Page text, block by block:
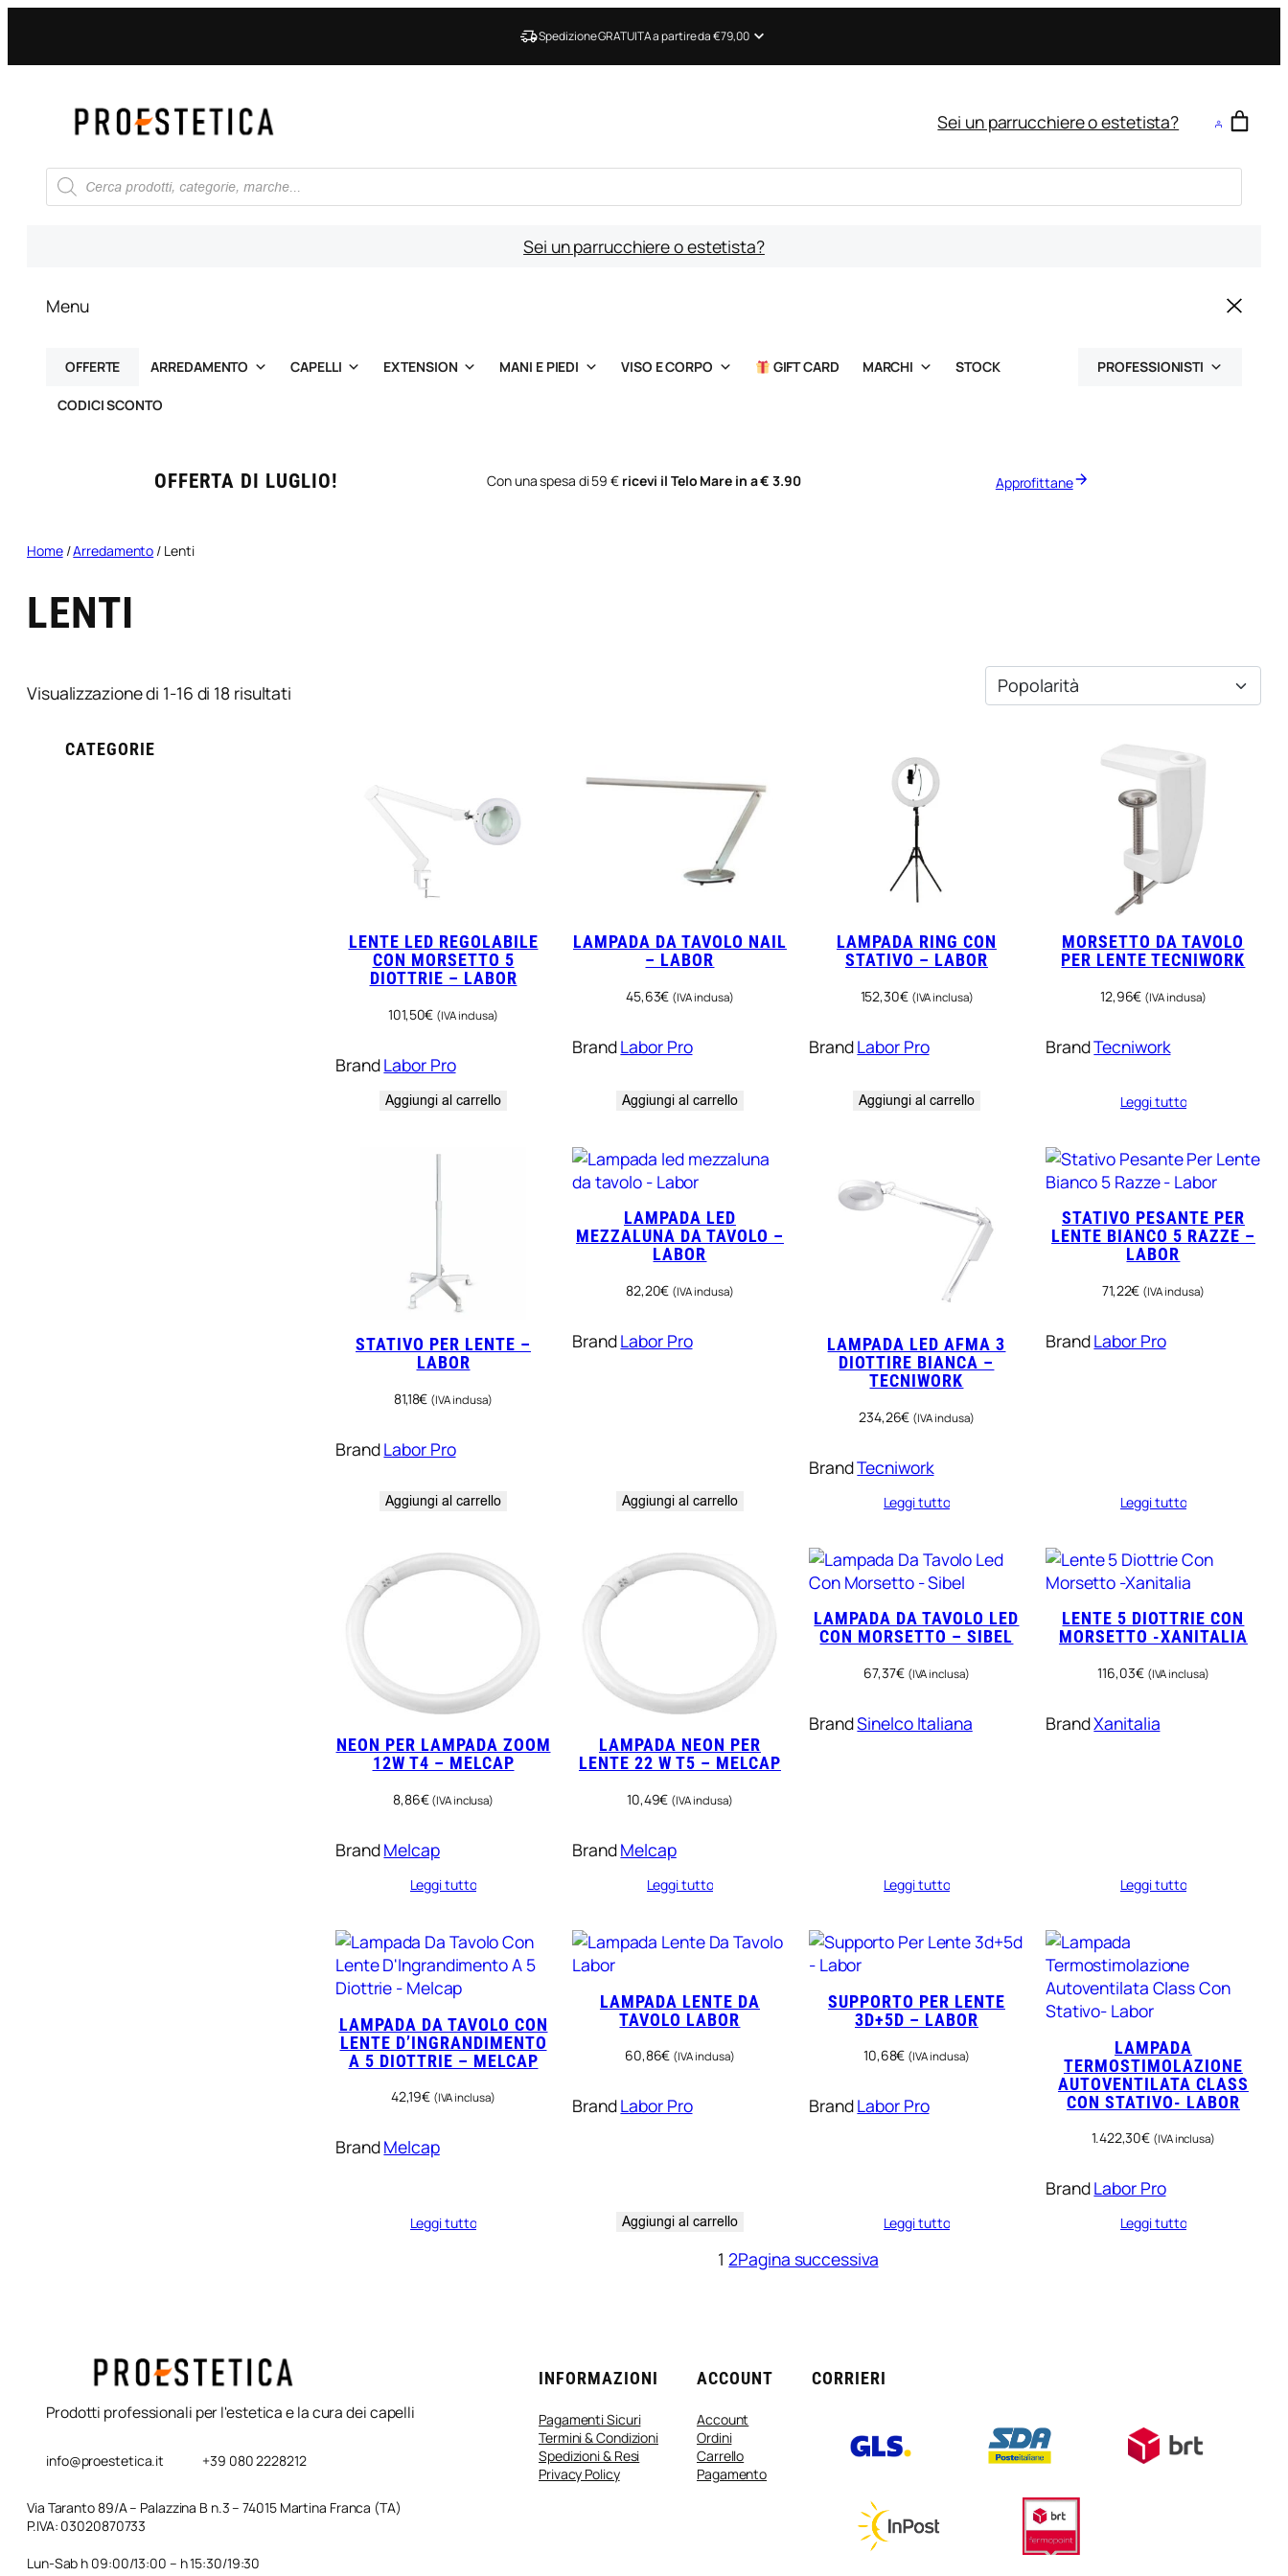
contenuto
Spedizione GRATUITA a partire da €79,00
Sei un parrucchiere o estetista?
Ricerca
prodotti
Sei un parrucchiere o estetista?
Menu
OFFERTE ARREDAMENTO CAPELLI EXTENSION MANI E PIEDI VISO E CORPO GIFT CARD MARCHI STOCK PROFESSIONISTI
CODICI SCONTO
OFFERTA DI LUGLIO! Con una spesa di 59 € ricevi il Telo Mare in a € 3.90 Approfittane
Home/Arredamento / Lenti
LENTI
Visualizzazione di 1-16 di 18 risultati
CATEGORIE
LENTE LED REGOLABILE
CON MORSETTO 5
DIOTTRIE – LABOR
101,50€ (IVA inclusa)
BrandLabor Pro
Aggiungi al carrello
LAMPADA DA TAVOLO NAIL
– LABOR
45,63€ (IVA inclusa)
BrandLabor Pro
Aggiungi al carrello
LAMPADA RING CON
STATIVO – LABOR
152,30€ (IVA inclusa)
BrandLabor Pro
Aggiungi al carrello
MORSETTO DA TAVOLO
PER LENTE TECNIWORK
12,96€ (IVA inclusa)
BrandTecniwork
Leggi tutto
STATIVO PER LENTE –
LABOR
81,18€ (IVA inclusa)
BrandLabor Pro
Aggiungi al carrello
LAMPADA LED
MEZZALUNA DA TAVOLO –
LABOR
82,20€ (IVA inclusa)
BrandLabor Pro
Aggiungi al carrello
LAMPADA LED AFMA 3
DIOTTIRE BIANCA –
TECNIWORK
234,26€ (IVA inclusa)
BrandTecniwork
Leggi tutto
STATIVO PESANTE PER
LENTE BIANCO 5 RAZZE –
LABOR
71,22€ (IVA inclusa)
BrandLabor Pro
Leggi tutto
NEON PER LAMPADA ZOOM
12W T4 – MELCAP
8,86€ (IVA inclusa)
BrandMelcap
Leggi tutto
LAMPADA NEON PER
LENTE 22 W T5 – MELCAP
10,49€ (IVA inclusa)
BrandMelcap
Leggi tutto
LAMPADA DA TAVOLO LED
CON MORSETTO – SIBEL
67,37€ (IVA inclusa)
BrandSinelco Italiana
Leggi tutto
LENTE 5 DIOTTRIE CON
MORSETTO -XANITALIA
116,03€ (IVA inclusa)
BrandXanitalia
Leggi tutto
LAMPADA DA TAVOLO CON
LENTE D’INGRANDIMENTO
A 5 DIOTTRIE – MELCAP
42,19€ (IVA inclusa)
BrandMelcap
Leggi tutto
LAMPADA LENTE DA
TAVOLO LABOR
60,86€ (IVA inclusa)
BrandLabor Pro
Aggiungi al carrello
SUPPORTO PER LENTE
3D+5D – LABOR
10,68€ (IVA inclusa)
BrandLabor Pro
Leggi tutto
LAMPADA
TERMOSTIMOLAZIONE
AUTOVENTILATA CLASS
CON STATIVO- LABOR
1.422,30€ (IVA inclusa)
BrandLabor Pro
Leggi tutto
1 2Pagina successiva
Prodotti professionali per l'estetica e la cura dei capelli
info@proestetica.it +39 080 2228212
Via Taranto 89/A – Palazzina B n.3 – 74015 Martina Franca (TA)
P.IVA: 03020870733
Lun-Sab h 09:00/13:00 – h 15:30/19:30
INFORMAZIONI
Pagamenti Sicuri
Termini & Condizioni
Spedizioni & Resi
Privacy Policy
ACCOUNT
Account
Ordini
Carrello
Pagamento
CORRIERI